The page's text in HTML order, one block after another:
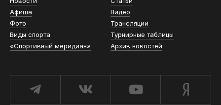
Афиша
Видео
Фото
Трансляции
Виды спорта
Турнирные таблицы
«Спортивный меридиан»
Архив новостей